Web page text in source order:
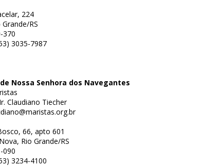
224
RS
370
3035-7987
Nossa Senhora dos Navegantes
Claudiano Tiecher
66, apto 601
Rio Grande/RS
090
3234-4100